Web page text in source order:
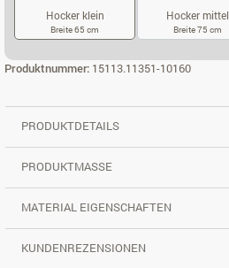
Hocker klein
Breite 65 cm
Hocker mittel
Breite 75 cm
Produktnummer: 15113.11351-10160
PRODUKTDETAILS
PRODUKTMASSE
MATERIAL EIGENSCHAFTEN
KUNDENREZENSIONEN